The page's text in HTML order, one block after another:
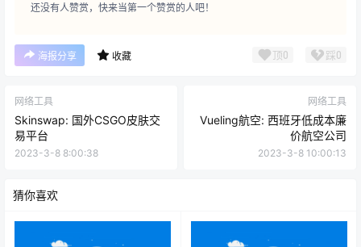
还没有人赞赏，快来当第一个赞赏的人吧！
海报分享 收藏 顶0 踩0
网络工具
Skinswap: 国外CSGO皮肤交
易平台
2023-3-8 8:00:38
网络工具
Vueling航空: 西班牙低成本廉
价航空公司
2023-3-8 10:00:13
猜你喜欢